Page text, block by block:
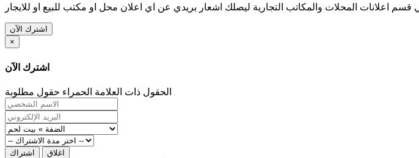
قسم اعلانات المحلات والمكاتب التجارية ليصلك اشعار بريدي عن اي اعلان محل او مكتب للبيع او للايجار
اشترك الآن
×
اشترك الآن
الحقول ذات العلامة الحمراء حقول مطلوبة
اشتراك اغلاق